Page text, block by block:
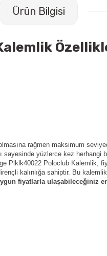
Ürün Bilgisi
rağmen maksimum
yüzlerce kez herhangi
Plklk40022 Poloclub Kalemlik,
kalınlığa sahiptir. Bu kalemlik
fiyatlarla ulaşabileceğiniz